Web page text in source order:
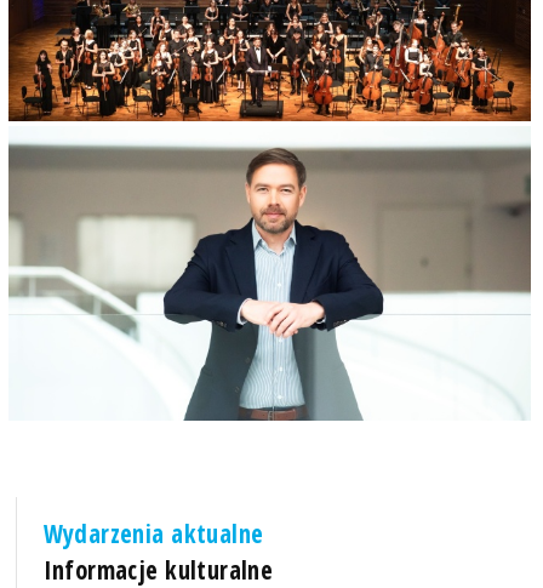
Wydarzenia aktualne
Informacje kulturalne